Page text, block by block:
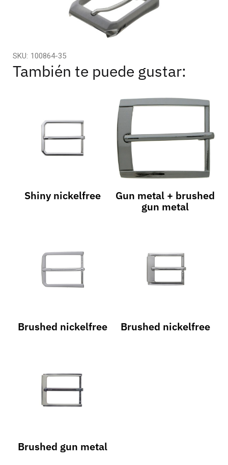
SKU: 100864-35
También te puede gustar:
Shiny nickelfree
Gun metal + brushed
gun metal
Brushed nickelfree Brushed nickelfree
Brushed gun metal